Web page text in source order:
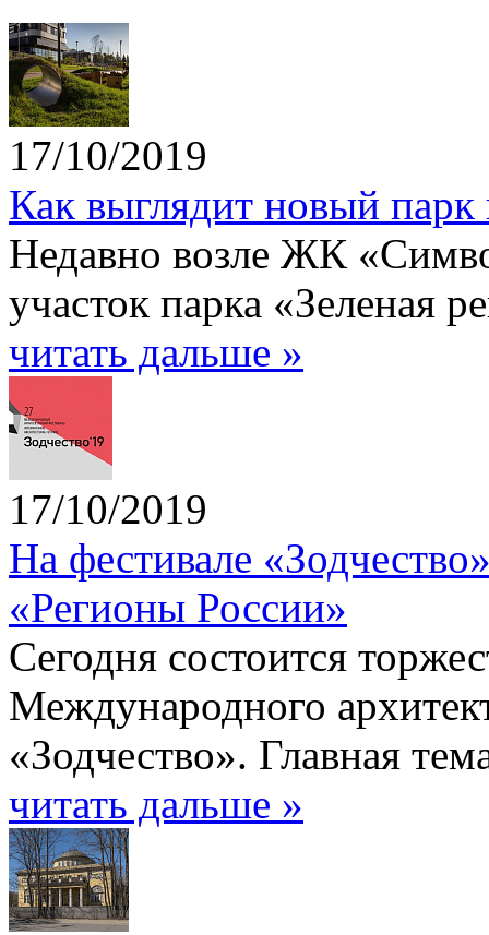
17/10/2019
Как выглядит новый
Недавно возле ЖК
участок парка «Зеленая
читать дальше »
17/10/2019
На фестивале
«Регионы России»
Сегодня состоится
Международного
«Зодчество». Главная
читать дальше »